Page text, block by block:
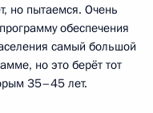
но пытаемся. Очень
обеспечения
самый большой
но это берёт тот
35–45 лет.